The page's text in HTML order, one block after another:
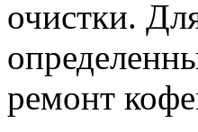
очистки.
ремонт